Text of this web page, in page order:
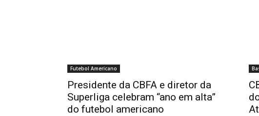
Futebol Americano
Presidente da CBFA e diretor da
Superliga celebram “ano em alta”
do futebol americano